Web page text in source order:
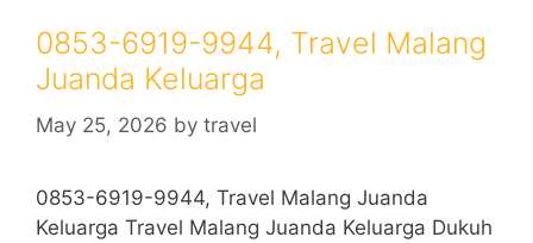
0853-6919-9944, Travel Malang
Juanda Keluarga
May 25, 2026 by travel
0853-6919-9944, Travel Malang Juanda
Keluarga Travel Malang Juanda Keluarga Dukuh